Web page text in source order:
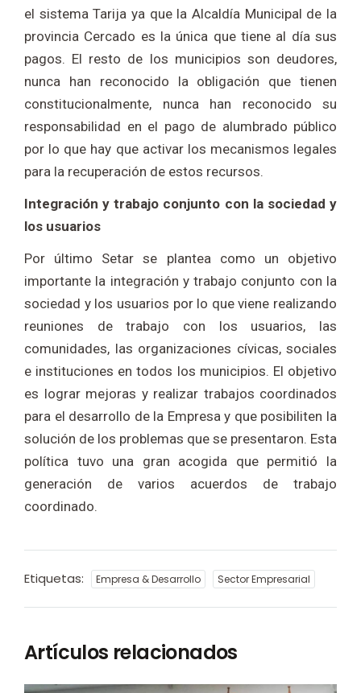
el sistema Tarija ya que la Alcaldía Municipal de la
provincia Cercado es la única que tiene al día sus
pagos. El resto de los municipios son deudores,
nunca han reconocido la obligación que tienen
constitucionalmente, nunca han reconocido su
responsabilidad en el pago de alumbrado público
por lo que hay que activar los mecanismos legales
para la recuperación de estos recursos.
Integración y trabajo conjunto con la sociedad y
los usuarios
Por último Setar se plantea como un objetivo
importante la integración y trabajo conjunto con la
sociedad y los usuarios por lo que viene realizando
reuniones de trabajo con los usuarios, las
comunidades, las organizaciones cívicas, sociales
e instituciones en todos los municipios. El objetivo
es lograr mejoras y realizar trabajos coordinados
para el desarrollo de la Empresa y que posibiliten la
solución de los problemas que se presentaron. Esta
política tuvo una gran acogida que permitió la
generación de varios acuerdos de trabajo
coordinado.
Etiquetas: Empresa & Desarrollo Sector Empresarial
Artículos relacionados